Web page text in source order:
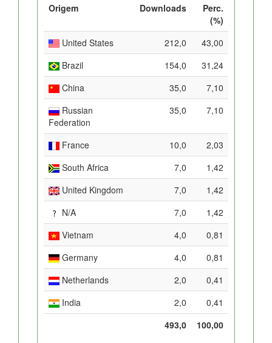
Origem Downloads
Perc.
(%)
United States
212,0
43,00
Brazil
154,0
31,24
China
35,0
7,10
Russian
Federation
35,0 7,10
France 10,0
2,03
South Africa
7,0
1,42
United Kingdom
7,0
1,42
N/A
7,0
1,42
Vietnam
4,0
0,81
Germany
4,0
0,81
Netherlands
2,0
0,41
India
2,0
0,41
493,0
100,00